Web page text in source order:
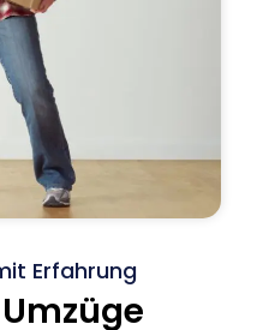
Erfahrung